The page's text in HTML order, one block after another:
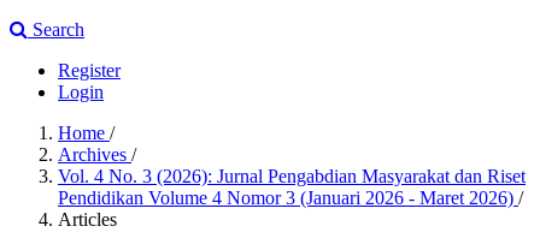
Search
Register
Login
Home /
Archives /
Vol. 4 No. 3 (2026): Jurnal Pengabdian Masyarakat dan Riset
Pendidikan Volume 4 Nomor 3 (Januari 2026 - Maret 2026) /
Articles